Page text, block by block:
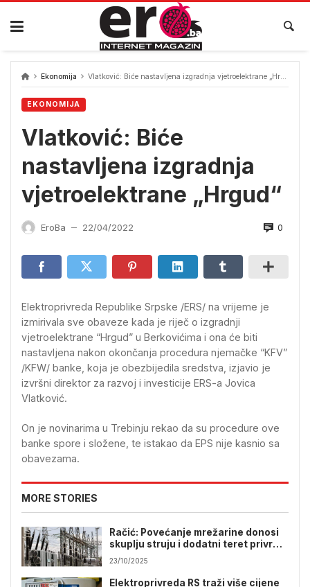
Skip
content
Ekonomija Vlatković: Biće nastavljena izgradnja vjetroelektrane „Hrgud“
EKONOMIJA
Vlatković: Biće
nastavljena izgradnja
vjetroelektrane „Hrgud“
EroBa — 22/04/2022 0
Elektroprivreda Republike Srpske /ERS/ na vrijeme je
izmirivala sve obaveze kada je riječ o izgradnji
vjetroelektrane “Hrgud” u Berkovićima i ona će biti
nastavljena nakon okončanja procedura njemačke “KFV”
/KFW/ banke, koja je obezbijedila sredstva, izjavio je
izvršni direktor za razvoj i investicije ERS-a Jovica
Vlatković.
On je novinarima u Trebinju rekao da su procedure ove
banke spore i složene, te istakao da EPS nije kasnio sa
obavezama.
MORE STORIES
Račić: Povećanje mrežarine donosi
skuplju struju i dodatni teret privredi
RS
23/10/2025
Elektroprivreda RS traži više cijene